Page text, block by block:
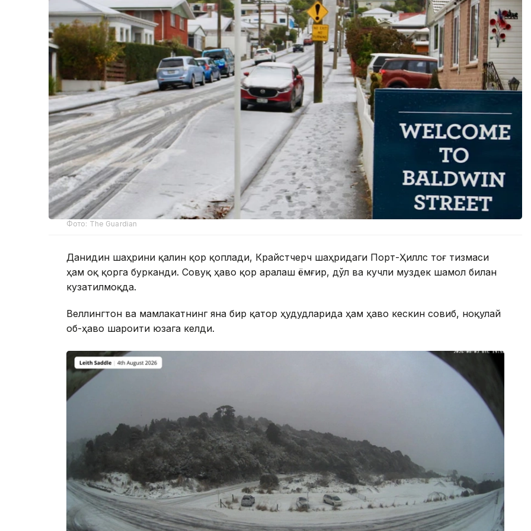
Фото: The Guardian
Данидин шаҳрини қалин қор қоплади, Крайстчерч шаҳридаги Порт-Ҳиллс тоғ тизмаси
ҳам оқ қорга бурканди. Совуқ ҳаво қор аралаш ёмғир, дўл ва кучли муздек шамол билан
кузатилмоқда.
Веллингтон ва мамлакатнинг яна бир қатор ҳудудларида ҳам ҳаво кескин совиб, ноқулай
об-ҳаво шароити юзага келди.